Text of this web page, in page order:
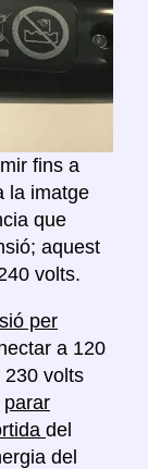
fins a
la imatge
que
aquest
volts.
per
a 120
230 volts
parar
del
del